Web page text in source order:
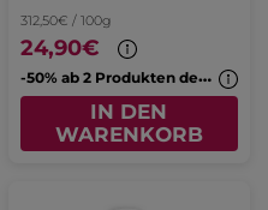
312,50€ / 100g
24,90€
-
50% ab 2 Produkten deiner Wahl
IN DEN
WARENKORB